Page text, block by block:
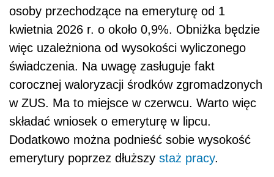
osoby przechodzące na emeryturę od 1
kwietnia 2026 r. o około 0,9%. Obniżka będzie
więc uzależniona od wysokości wyliczonego
świadczenia. Na uwagę zasługuje fakt
corocznej waloryzacji środków zgromadzonych
w ZUS. Ma to miejsce w czerwcu. Warto więc
składać wniosek o emeryturę w lipcu.
Dodatkowo można podnieść sobie wysokość
emerytury poprzez dłuższy staż pracy.